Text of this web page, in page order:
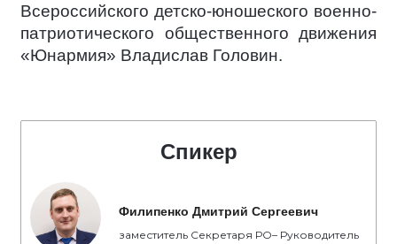
Всероссийского детско-юношеского военно-
патриотического общественного движения
«Юнармия» Владислав Головин.
Спикер
Филипенко Дмитрий Сергеевич
заместитель Секретаря РО– Руководитель